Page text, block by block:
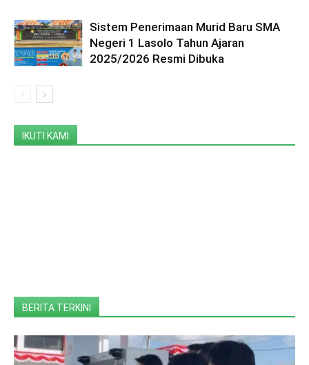
Sistem Penerimaan Murid Baru SMA
Negeri 1 Lasolo Tahun Ajaran
2025/2026 Resmi Dibuka
IKUTI KAMI
BERITA TERKINI